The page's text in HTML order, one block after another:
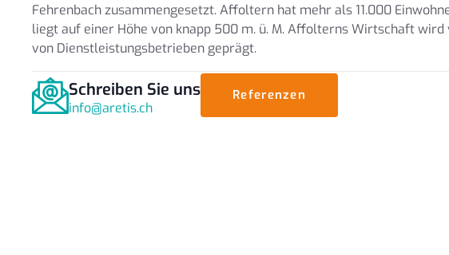
Fehrenbach zusammengesetzt. Affoltern hat mehr als 11.000
liegt auf einer Höhe von knapp 500 m. ü. M. Affolterns Wirtschaft
von Dienstleistungsbetrieben geprägt.
Schreiben Sie uns
info@aretis.ch
Referenzen